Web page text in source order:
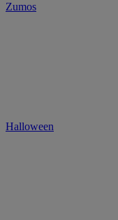
Zumos
Halloween